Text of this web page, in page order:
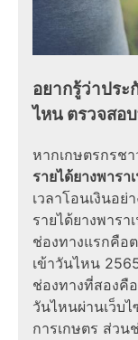
อยากรู้ว่าประ
ไหน ตรวจสอ
หากเกษตรกรช
รายได้ยางพารา
เวลาโอนเงินอย่
รายได้ยางพาร
ช่องทางแรกคือ
เข้าวันไหน
ช่องทางที่สองคื
วันไหนผ่านเว็บ
การเกษตร ส่วน